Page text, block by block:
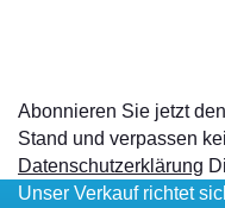
Abonnieren Sie jetzt
Stand und verpassen
Datenschutzerklärung
Unser Verkauf richtet